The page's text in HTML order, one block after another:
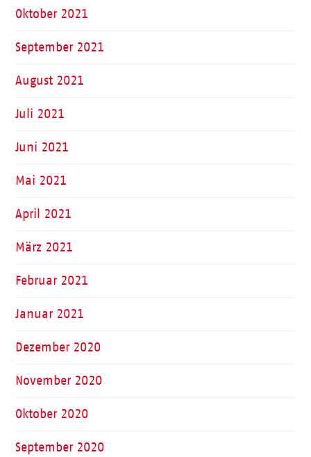
Oktober 2021
September 2021
August 2021
Juli 2021
Juni 2021
Mai 2021
April 2021
März 2021
Februar 2021
Januar 2021
Dezember 2020
November 2020
Oktober 2020
September 2020